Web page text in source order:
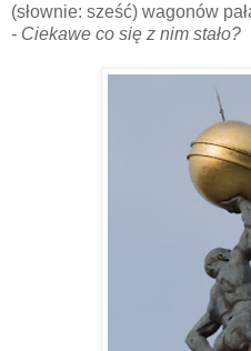
(słownie: sześć) wagonów
- Ciekawe co się z nim stało?